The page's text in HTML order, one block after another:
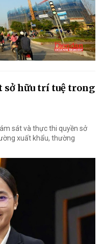
sở hữu trí tuệ trong
sát và thực thi quyền sở
xuất khẩu, thường